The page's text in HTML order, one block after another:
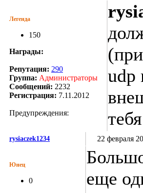
Легенда
150
Награды:
Репутация: 290
Группа: Администраторы
Сообщений: 2232
Регистрация: 7.11.2012
Предупреждения:
udp
rysiaczek1234 22 февраля
Юнец
0
еще